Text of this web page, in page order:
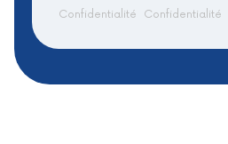
Confidentialité Confidentialité